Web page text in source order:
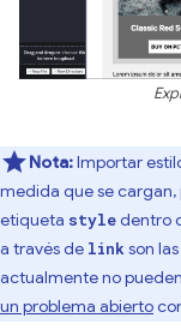
Nota:Importar
medida que se cargan,
etiqueta styledentro
a través de link son
actualmente no
un problema abierto